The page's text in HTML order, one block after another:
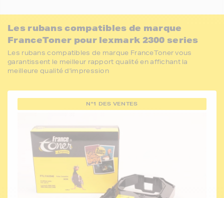
Les rubans compatibles de marque
FranceToner pour lexmark 2300 series
Les rubans compatibles de marque FranceToner vous
garantissent le meilleur rapport qualité en affichant la
meilleure qualité d'impression
N°1 DES VENTES